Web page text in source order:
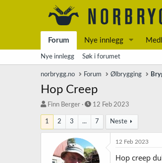
Forum Nye innlegg
Nye innlegg Søk i forumet
norbrygg.no Forum Ølbrygging
Hop Creep
T
r
å
d
Finn Berger
S
r
d
a
12 Feb 2023
1 2 3 ... 7 Neste
12 Feb 2023
Hop creep